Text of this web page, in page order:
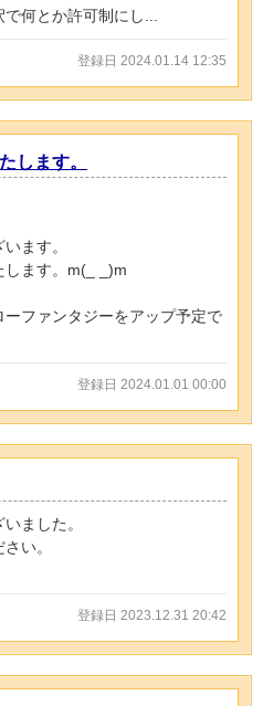
何とか許可制にし...
登録日 2024.01.14 12:35
します。
ます。
します。m(_ _)m
ファンタジーをアップ予定で
登録日 2024.01.01 00:00
ました。
い。
登録日 2023.12.31 20:42